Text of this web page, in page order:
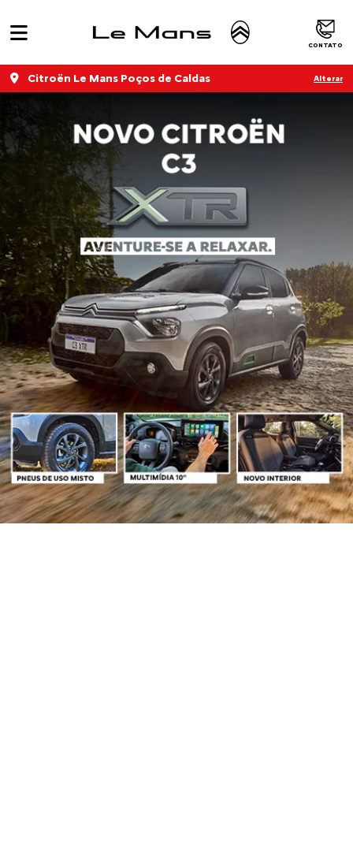
CONTATO
Citroën Le Mans Poços de Caldas Alterar